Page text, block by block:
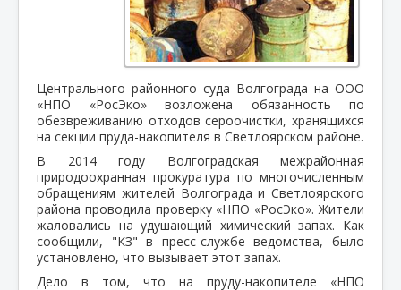
Центрального районного суда Волгограда на ООО
«НПО «РосЭко» возложена обязанность по
обезвреживанию отходов сероочистки, хранящихся
на секции пруда-накопителя в Светлоярском районе.
В 2014 году Волгоградская межрайонная
природоохранная прокуратура по многочисленным
обращениям жителей Волгограда и Светлоярского
района проводила проверку «НПО «РосЭко». Жители
жаловались на удушающий химический запах. Как
сообщили, "КЗ" в пресс-службе ведомства, было
установлено, что вызывает этот запах.
Дело в том, что на пруду-накопителе «НПО